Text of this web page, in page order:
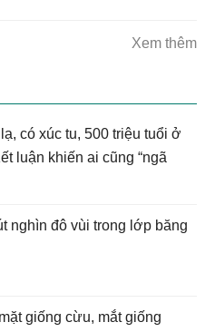
Xem thêm
có xúc tu, 500 triệu tuổi ở
luận khiến ai cũng “ngã
nghìn đô vùi trong lớp băng
giống cừu, mắt giống